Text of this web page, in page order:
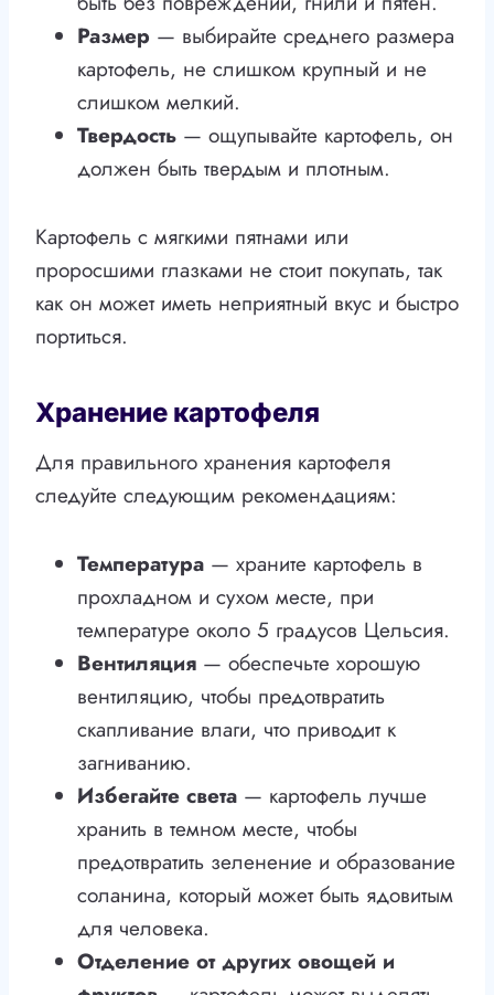
Размер — выбирайте среднего размера
картофель, не слишком крупный и не
слишком мелкий.
Твердость — ощупывайте картофель, он
должен быть твердым и плотным.
Картофель с мягкими пятнами или
проросшими глазками не стоит покупать, так
как он может иметь неприятный вкус и быстро
портиться.
Хранение картофеля
Для правильного хранения картофеля
следуйте следующим рекомендациям:
Температура — храните картофель в
прохладном и сухом месте, при
температуре около 5 градусов Цельсия.
Вентиляция — обеспечьте хорошую
вентиляцию, чтобы предотвратить
скапливание влаги, что приводит к
загниванию.
Избегайте света — картофель лучше
хранить в темном месте, чтобы
предотвратить зеленение и образование
соланина, который может быть ядовитым
для человека.
Отделение от других овощей и